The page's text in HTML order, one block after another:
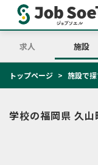
求人 施設
トップページ 施設で
学校の福岡県 久